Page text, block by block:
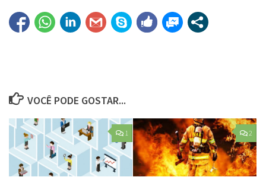
VOCÊ PODE GOSTAR...
1 2